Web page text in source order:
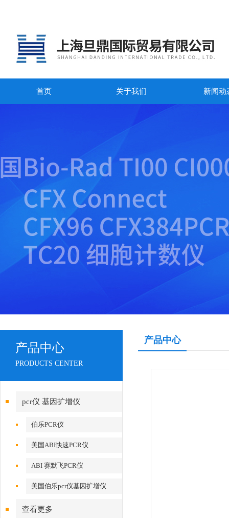
首页 关于我们 新闻动
产品中心
PRODUCTS CENTER
pcr仪 基因扩增仪
伯乐PCR仪
美国ABI快速PCR仪
ABI 赛默飞PCR仪
美国伯乐pcr仪基因扩增仪
查看更多
产品中心